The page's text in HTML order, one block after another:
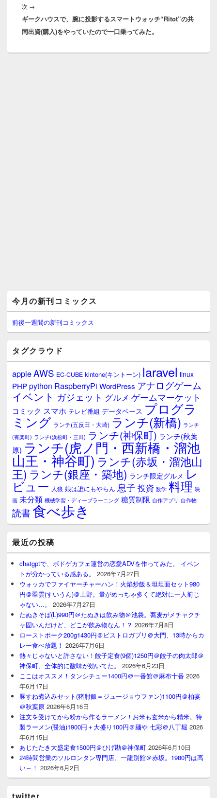
シ
ョ
ン
次 →
の
投
ギークハウスで、腕に投影するスマートウォッチ“Ritot”の共
同出資(購入)をやっていたので一口乗ってみた。
イ
ン
サ
イ
ウ
ィ
ジ
ェ
ア
今月の新刊コミックス
前後一週間の新刊コミックス
タグクラウド
appleAWS EC-CUBE kintone(キントーン) laravel linux
PHPpython RaspberryPi WordPress アナログゲーム
イベント ガジェット グルメ ゲームマーケット
コミック スマホ テレビ番組 データベース プログラ
ミング ランチ(五反田・大崎) ランチ(新橋) ランチ
(有楽町) ランチ(浜松町・三田) ランチ(神保町) ランチ(秋葉
原) ランチ(虎ノ門・西新橋・溜池
山王・神谷町) ランチ(赤坂・溜池山
王) ランチ(銀座・築地) ランチ限定グルメ レ
ビュー 人狼 娘は誰にもやらん 息子 投資 数学 料理 映
画 未分類 機械学習・ディープラーニング 糖質制限 自作アプリ 自作物
読書食べ歩き
最近の投稿
chatgptで、ボドゲカフェ運営の恋愛ADVを作ってみた。 イベン
トが分かっている感ある。
2026年7月27日
ウォッカでファイヤーチャーハン！火焰炒飯＆坦坦面セット980
円＠翠雲(すいうん)＠上野。量がめっちゃ多くて絶対に一人前じ
ゃない…。
2026年7月27日
たぬきそば(L)990円＠たぬきは飲み物＠池袋。蕎麦がメチャクチ
ャ固いんだけど、どこが飲み物なん！？ 2026年7月8日
ローストポーク200g1430円＠ビストロガブリ＠大門、13時からカ
レー食べ放題！ 2026年7月6日
熱々じゃないと許さない！餃子定食(9個)1250円＠餃子の肉太郎＠
神保町、全体的に酸味が効いてた。
2026年6月23日
ここはオススメ！タンシチュー1400円＠一番館＠麻布十番 2026
年6月17日
豚すね煮込みセット(猪肘飯＝ジュージョウファン)1100円＠柏宴
＠秋葉原 2026年6月16日
注文を受けてから粉から作るラーメン！お米も玄米から精米。特
製ラーメン(醤油)1900円＋大盛り100円＠麺や 七彩＠八丁堀 2026
年6月15日
あじたたき大盛定食1500円＠ひげ勘＠神保町 2026年6月10日
24時間営業のソルロンタン専門店、一龍別館＠赤坂。1980円は高
い～！ 2026年6月2日
twitter